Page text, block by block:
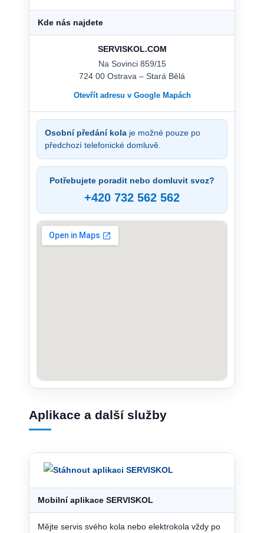
Kde nás najdete
SERVISKOL.COM
Na Sovinci 859/15
724 00 Ostrava – Stará Bělá
Otevřít adresu v Google Mapách
Osobní předání kola je možné pouze po
předchozí telefonické domluvě.
Potřebujete poradit nebo domluvit svoz?
+420 732 562 562
Aplikace a další služby
Mobilní aplikace SERVISKOL
Mějte servis svého kola nebo elektrokola vždy po